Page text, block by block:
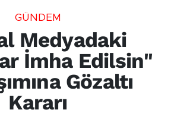
GÜNDEM
Medyadaki
İmha Edilsin"
Gözaltı
Kararı